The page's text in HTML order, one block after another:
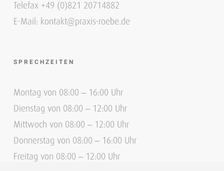
Telefax +49 (0)821 20714882
E-Mail: kontakt@praxis-roebe.de
SPRECHZEITEN
Montag von 08:00 – 16:00 Uhr
Dienstag von 08:00 – 12:00 Uhr
Mittwoch von 08:00 – 12:00 Uhr
Donnerstag von 08:00 – 16:00 Uhr
Freitag von 08:00 – 12:00 Uhr